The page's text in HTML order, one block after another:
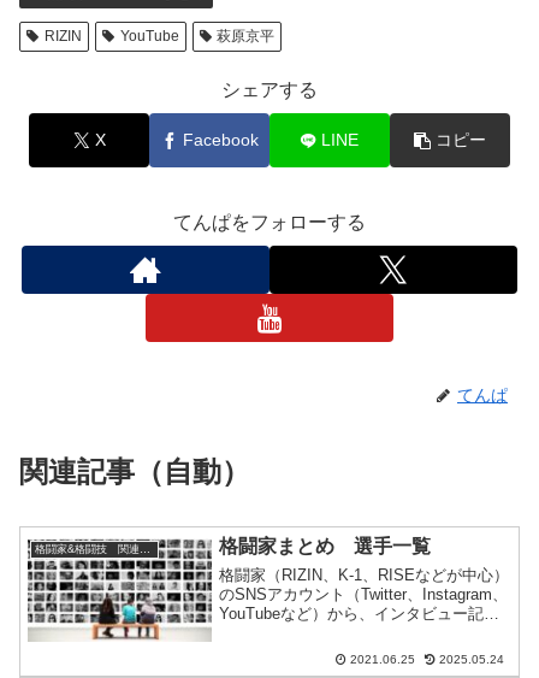
RIZIN YouTube 萩原京平
シェアする
X Facebook LINE コピー
てんぱをフォローする
てんぱ
関連記事（自動）
格闘家&格闘技 関連情報 格闘家まとめ 選手一覧
格闘家（RIZIN、K-1、RISEなどが中心）
のSNSアカウント（Twitter、Instagram、
YouTubeなど）から、インタビュー記
るリンクをまとめています。
2021.06.25 2025.05.24